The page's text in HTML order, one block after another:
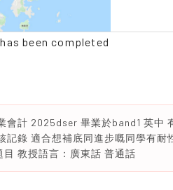
been completed
會計 2025dser 畢業於band1 英中
記錄 適合想補底同進步嘅同學有
教授語言：廣東話 普通話